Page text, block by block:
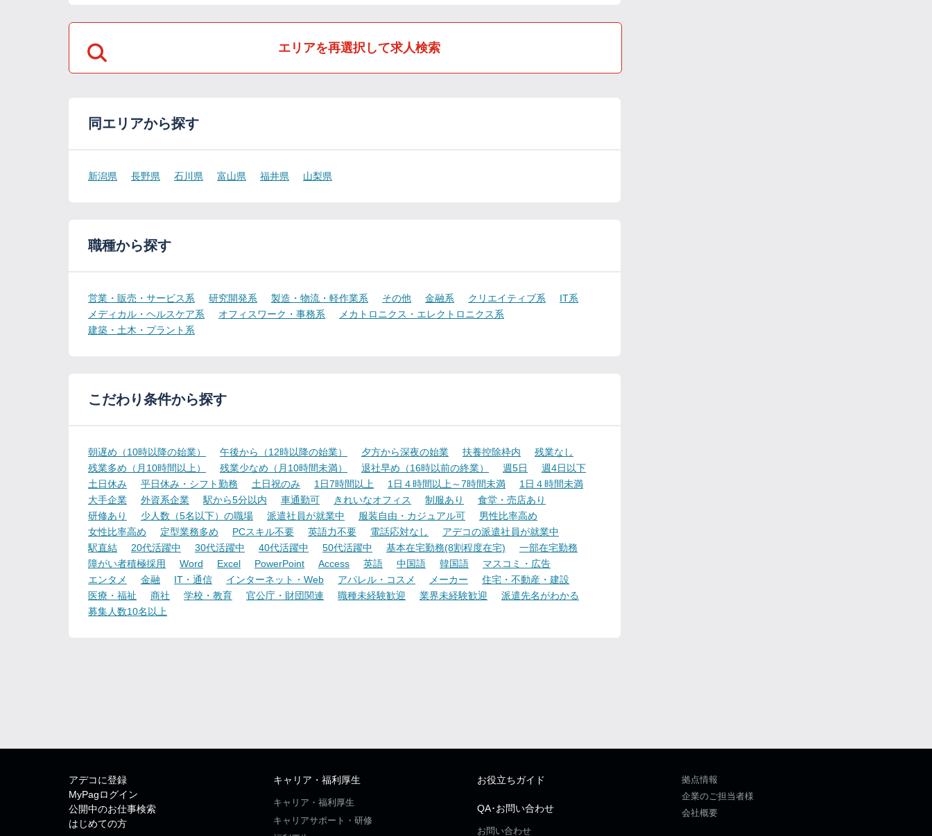
エリアを再選択して求人検索
同エリアから探す
新潟県 長野県 石川県 富山県 福井県 山梨県
職種から探す
営業・販売・サービス系 研究開発系 製造・物流・軽作業系 その他 金融系 クリエイティブ系
IT系
メディカル・ヘルスケア系
オフィスワーク・事務系
メカトロニクス・エレクトロニクス系
建築・土木・プラント系
こだわり条件から探す
朝遅め（10時以降の始業） 午後から（12時以降の始業） 夕方から深夜の始業 扶養控除枠内
残業なし
残業多め（月10時間以上）
残業少なめ（月10時間未満） 退社早め（16時以前の終業） 週5日
週4日以下
土日休み
平日休み・シフト勤務 土日祝のみ 1日7時間以上 1日４時間以上～7時間未満
1日４時間未満
大手企業
外資系企業 駅から5分以内 車通勤可 きれいなオフィス 制服あり
食堂・売店あり
研修あり
少人数（5名以下）の職場 派遣社員が就業中 服装自由・カジュアル可
男性比率高め
女性比率高め
定型業務多め PCスキル不要 英語力不要 電話応対なし
アデコの派遣社員が就業中
駅直結
20代活躍中 30代活躍中 40代活躍中 50代活躍中 基本在宅勤務(8割程度在宅)
一部在宅勤務
障がい者積極採用
Word Excel PowerPoint Access 英語 中国語 韓国語
マスコミ・広告
エンタメ
金融 IT・通信 インターネット・Web アパレル・コスメ メーカー
住宅・不動産・建設
医療・福祉
商社 学校・教育 官公庁・財団関連 職種未経験歓迎 業界未経験歓迎
派遣先名がわかる
募集人数10名以上
アデコに登録
MyPagログイン
公開中のお仕事検索
はじめての方
キャリア・福利厚生
キャリア・福利厚生
キャリアサポート・研修
お役立ちガイド
QA･お問い合わせ
お問い合わせ
拠点情報
企業のご担当者様
会社概要